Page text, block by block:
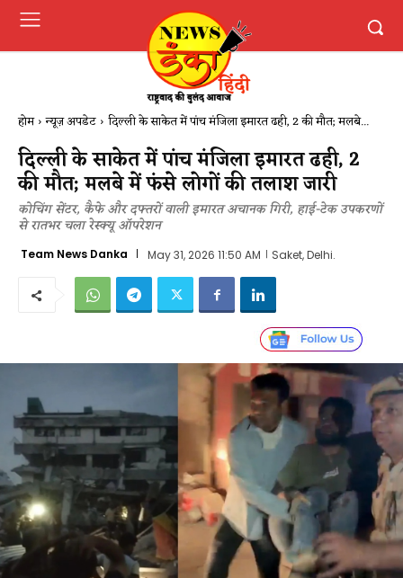
होम न्यूज़ अपडेट दिल्ली के साकेत में पांच मंजिला इमारत ढही, 2 की मौत; मलबे...
दिल्ली के साकेत में पांच मंजिला इमारत ढही, 2
की मौत; मलबे में फंसे लोगों की तलाश जारी
कोचिंग सेंटर, कैफे और दफ्तरों वाली इमारत अचानक गिरी, हाई-टेक उपकरणों
से रातभर चला रेस्क्यू ऑपरेशन
Team News Danka May 31, 2026 11:50 AM Saket, Delhi.